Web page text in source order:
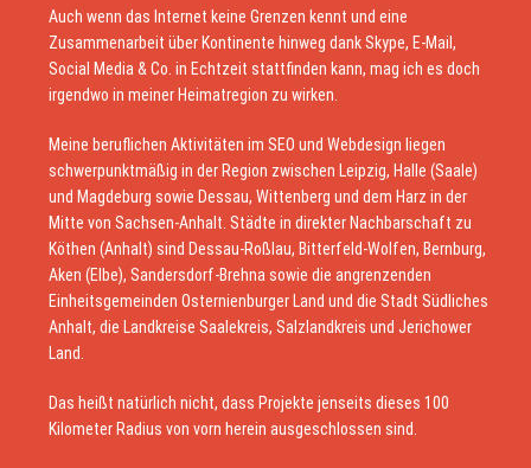
Auch wenn das Internet keine Grenzen kennt und eine
Zusammenarbeit über Kontinente hinweg dank Skype, E-Mail,
Social Media & Co. in Echtzeit stattfinden kann, mag ich es doch
irgendwo in meiner Heimatregion zu wirken.
Meine beruflichen Aktivitäten im SEO und Webdesign liegen
schwerpunktmäßig in der Region zwischen Leipzig, Halle (Saale)
und Magdeburg sowie Dessau, Wittenberg und dem Harz in der
Mitte von Sachsen-Anhalt. Städte in direkter Nachbarschaft zu
Köthen (Anhalt) sind Dessau-Roßlau, Bitterfeld-Wolfen, Bernburg,
Aken (Elbe), Sandersdorf-Brehna sowie die angrenzenden
Einheitsgemeinden Osternienburger Land und die Stadt Südliches
Anhalt, die Landkreise Saalekreis, Salzlandkreis und Jerichower
Land.
Das heißt natürlich nicht, dass Projekte jenseits dieses 100
Kilometer Radius von vorn herein ausgeschlossen sind.